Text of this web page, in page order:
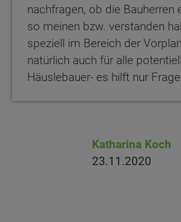
nachfragen, ob die Bauherren
so meinen bzw. verstanden
speziell im Bereich der
natürlich auch für alle
Häuslebauer- es hilft nur
Katharina Koch
23.11.2020